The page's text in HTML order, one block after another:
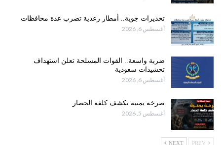
تحذيرات جوية.. أمطار رعدية تضرب عدة محافظات
أغسطس 6, 2026
ضربة واسعة.. القوات المسلحة تعلن استهداف
تحشيدات سعودية
أغسطس 6, 2026
صرخة يمنية تكشف كلفة الحصار
أغسطس 5, 2026
NEXT